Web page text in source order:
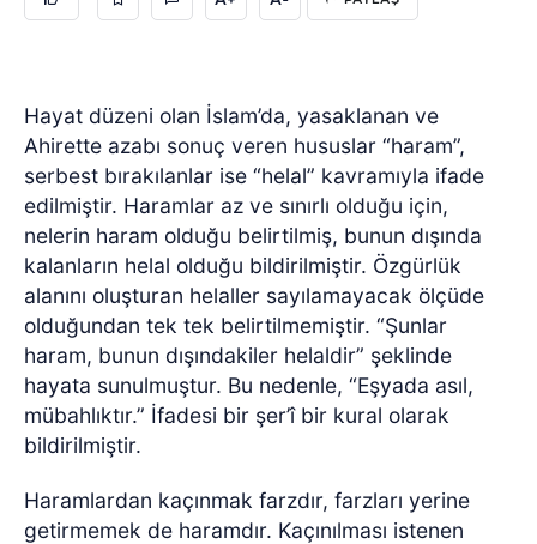
Hayat düzeni olan İslam’da, yasaklanan ve
Ahirette azabı sonuç veren hususlar “haram”,
serbest bırakılanlar ise “helal” kavramıyla ifade
edilmiştir. Haramlar az ve sınırlı olduğu için,
nelerin haram olduğu belirtilmiş, bunun dışında
kalanların helal olduğu bildirilmiştir. Özgürlük
alanını oluşturan helaller sayılamayacak ölçüde
olduğundan tek tek belirtilmemiştir. “Şunlar
haram, bunun dışındakiler helaldir” şeklinde
hayata sunulmuştur. Bu nedenle, “Eşyada asıl,
mübahlıktır.” İfadesi bir şer’î bir kural olarak
bildirilmiştir.
Haramlardan kaçınmak farzdır, farzları yerine
getirmemek de haramdır. Kaçınılması istenen